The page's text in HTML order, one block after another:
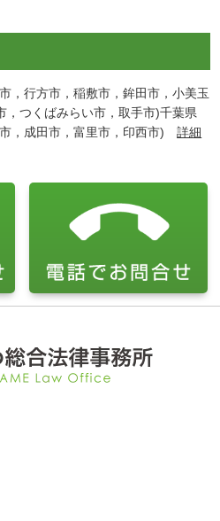
，行方市，稲敷市，鉾田市，小美玉
，つくばみらい市，取手市)千葉県
，成田市，富里市，印西市)詳細